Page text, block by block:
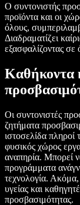
Ο συντονιστής
προϊόντα και οι
όλους,
Διαδραματίζει
εξασφαλίζοντας σε
Καθήκοντα
Οι συντονιστές
ζητήματα
ιστοσελίδα
φυσικός χώρος
αναπηρία. Μπορεί
προγράμματα
τεχνολογία.
υγείας και
προσβασιμότητας.